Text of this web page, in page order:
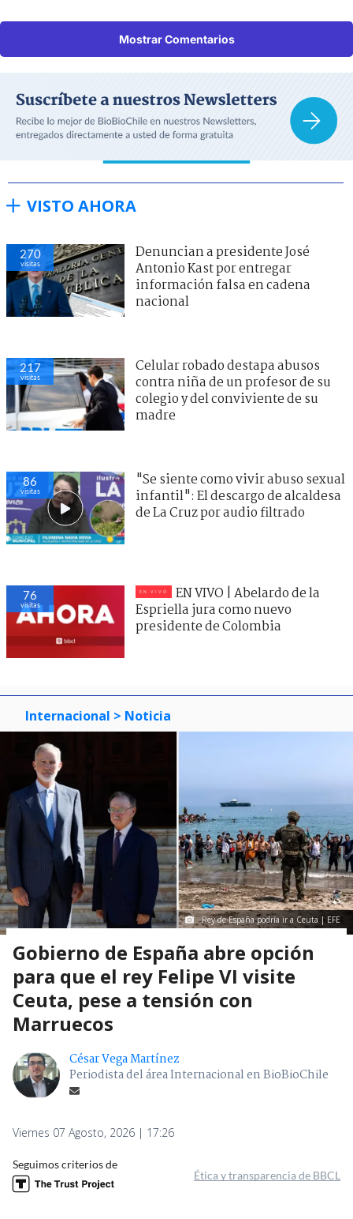
Mostrar Comentarios
VISTO AHORA
270
visitas
Denuncian a presidente José
Antonio Kast por entregar
información falsa en cadena
nacional
217
visitas
Celular robado destapa abusos
contra niña de un profesor de su
colegio y del conviviente de su
madre
86
visitas
"Se siente como vivir abuso sexual
infantil": El descargo de alcaldesa
de La Cruz por audio filtrado
76
visitas
EN VIVO | Abelardo de la
Espriella jura como nuevo
presidente de Colombia
Internacional > Noticia
Rey de España podría ir a Ceuta | EFE
Gobierno de España abre opción
para que el rey Felipe VI visite
Ceuta, pese a tensión con
Marruecos
César Vega Martínez
Periodista del área Internacional en BioBioChile
Viernes 07 Agosto, 2026 | 17:26
Seguimos criterios de
Ética y transparencia de BBCL